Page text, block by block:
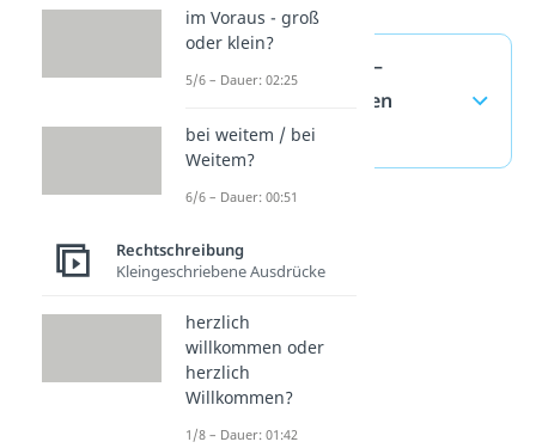
„Im Hinblick“ —
häufigste Fragen
(ausklappen)
im Voraus - groß
oder klein?
5/6 – Dauer: 02:25
bei weitem / bei
Weitem?
6/6 – Dauer: 00:51
Rechtschreibung
Kleingeschriebene Ausdrücke
herzlich
willkommen oder
herzlich
Willkommen?
1/8 – Dauer: 01:42